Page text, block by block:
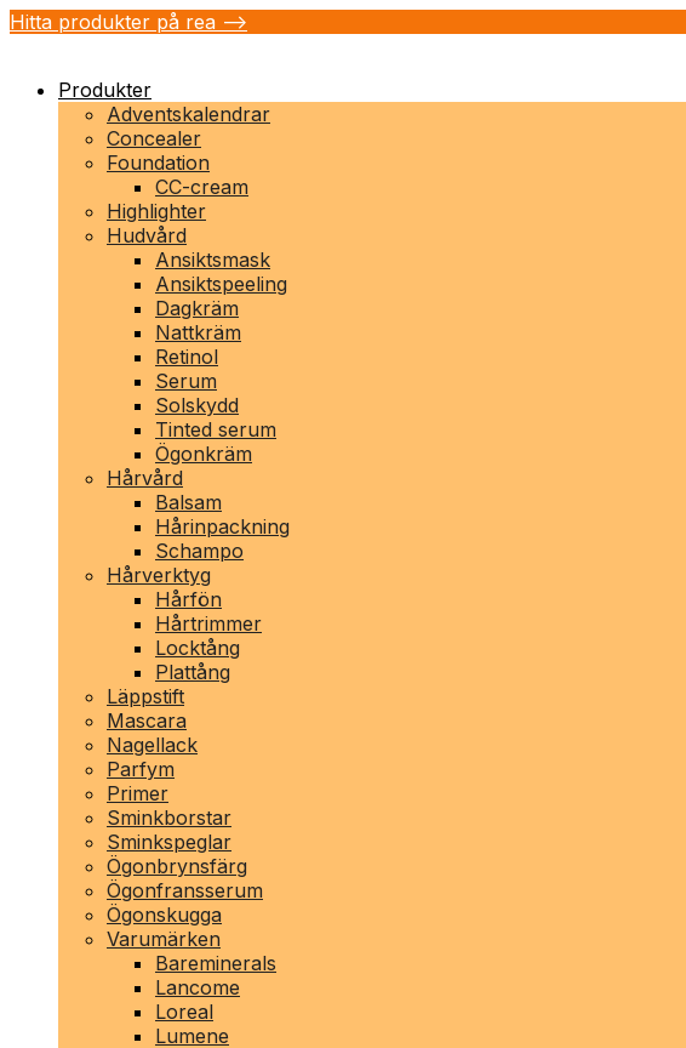
Hitta produkter på rea -->
Produkter
Adventskalendrar
Concealer
Foundation
CC-cream
Highlighter
Hudvård
Ansiktsmask
Ansiktspeeling
Dagkräm
Nattkräm
Retinol
Serum
Solskydd
Tinted serum
Ögonkräm
Hårvård
Balsam
Hårinpackning
Schampo
Hårverktyg
Hårfön
Hårtrimmer
Locktång
Plattång
Läppstift
Mascara
Nagellack
Parfym
Primer
Sminkborstar
Sminkspeglar
Ögonbrynsfärg
Ögonfransserum
Ögonskugga
Varumärken
Bareminerals
Lancome
Loreal
Lumene